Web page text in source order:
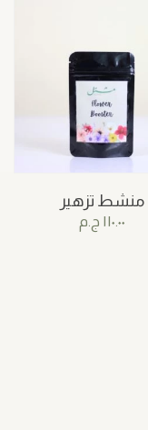
منشط تزهير
١١٠.٠٠ ج.م